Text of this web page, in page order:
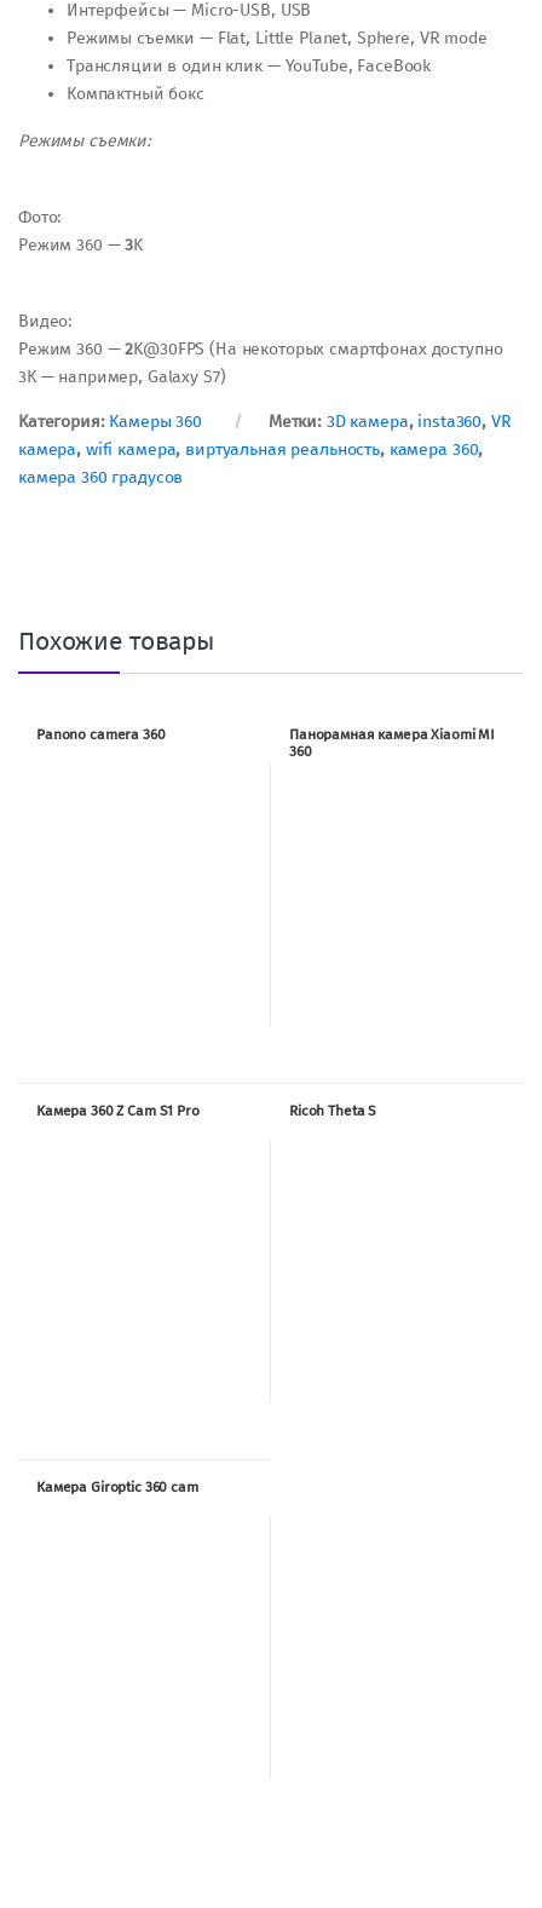
Интерфейсы — Micro-USB, USB
Режимы съемки — Flat, Little Planet, Sphere, VR mode
Трансляции в один клик — YouTube, FaceBook
Компактный бокс
Режимы съемки:
Фото:
Режим 360 —3K
Видео:
Режим 360 —2K@30FPS (На некоторых смартфонах доступно
3К — например, Galaxy S7)
Категория: Камеры 360 Метки: 3D камера, insta360, VR
камера, wifi камера, виртуальная реальность, камера 360,
камера 360 градусов
Похожие товары
Panono camera 360
Панорамная камера Xiaomi MI
360
Камера 360 Z Cam S1 Pro Ricoh Theta S
Камера Giroptic 360 cam